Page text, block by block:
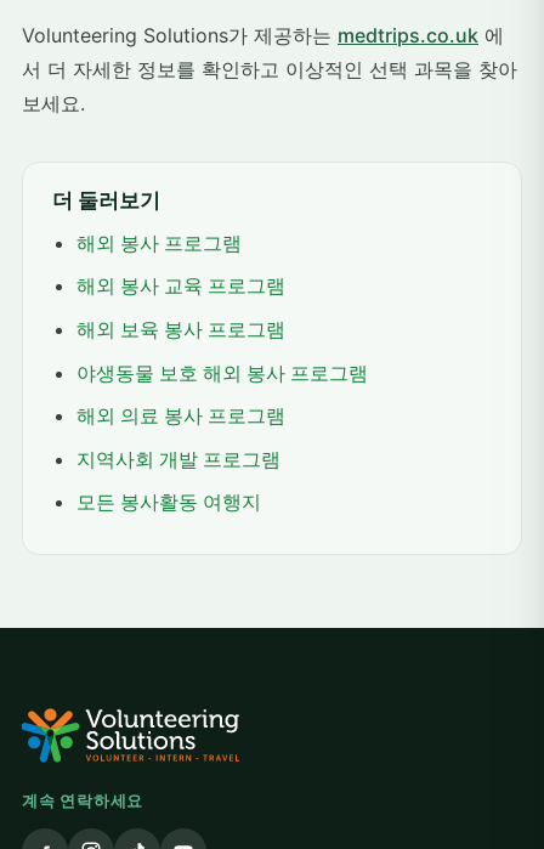
Volunteering Solutions가 제공하는 medtrips.co.uk 에
서 더 자세한 정보를 확인하고 이상적인 선택 과목을 찾아
보세요.
더 둘러보기
해외 봉사 프로그램
해외 봉사 교육 프로그램
해외 보육 봉사 프로그램
야생동물 보호 해외 봉사 프로그램
해외 의료 봉사 프로그램
지역사회 개발 프로그램
모든 봉사활동 여행지
계속 연락하세요